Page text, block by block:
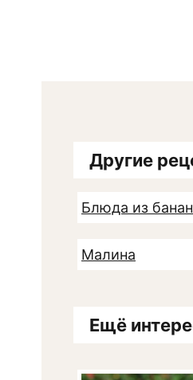
Другие
Блюда из
Малина
Ещё